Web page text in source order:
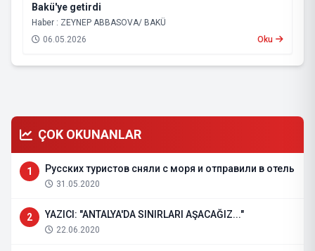
Bakü'ye getirdi
Haber : ZEYNEP ABBASOVA/ BAKÜ
06.05.2026
Oku
ÇOK OKUNANLAR
1 Русских туристов сняли с моря и отправили в отель
31.05.2020
2 YAZICI: "ANTALYA'DA SINIRLARI AŞACAĞIZ..."
22.06.2020